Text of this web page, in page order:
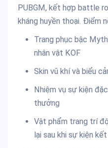
PUBGM, kết hợp battle
kháng huyền thoại. Điểm
Trang phục bậc
nhân vật KOF
Skin vũ khí và biểu
Nhiệm vụ sự kiện
thưởng
Vật phẩm trang trí
lại sau khi sự kiện